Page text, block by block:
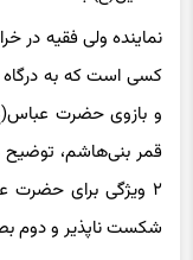
کسی است که به درگاه
و بازوی حضرت
قمر بنی‌هاشم،
۲ ویژگی برای حضرت
شکست ناپذیر و دوم